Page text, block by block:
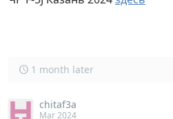
1 month later
chitaf3a
Mar 2024